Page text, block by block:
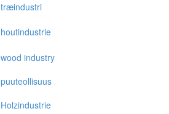
træindustri
houtindustrie
wood industry
puuteollisuus
Holzindustrie